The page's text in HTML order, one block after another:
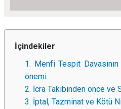
İçindekiler
1. Menfi Tespit Davasının
önemi
2. İcra Takibinden önce ve
3. İptal, Tazminat ve Kötü